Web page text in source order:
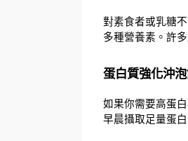
對素食者或乳糖
多種營養素。許
蛋白質強化沖
如果你需要高蛋
早晨攝取足量蛋